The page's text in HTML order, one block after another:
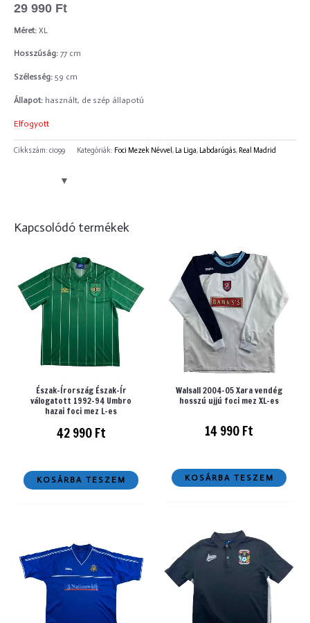
29 990 Ft
Méret: XL
Hosszúság: 77 cm
Szélesség: 59 cm
Állapot: használt, de szép állapotú
Elfogyott
Cikkszám: ci099 Kategóriák: Foci Mezek Névvel , La Liga, Labdarúgás, Real Madrid
Kapcsolódó termékek
Észak-Írország Észak-Ír
válogatott 1992-94 Umbro
hazai foci mez L-es
42 990Ft
KOSÁRBA TESZEM
Walsall 2004-05 Xara vendég
hosszú ujjú foci mez XL-es
14 990Ft
KOSÁRBA TESZEM